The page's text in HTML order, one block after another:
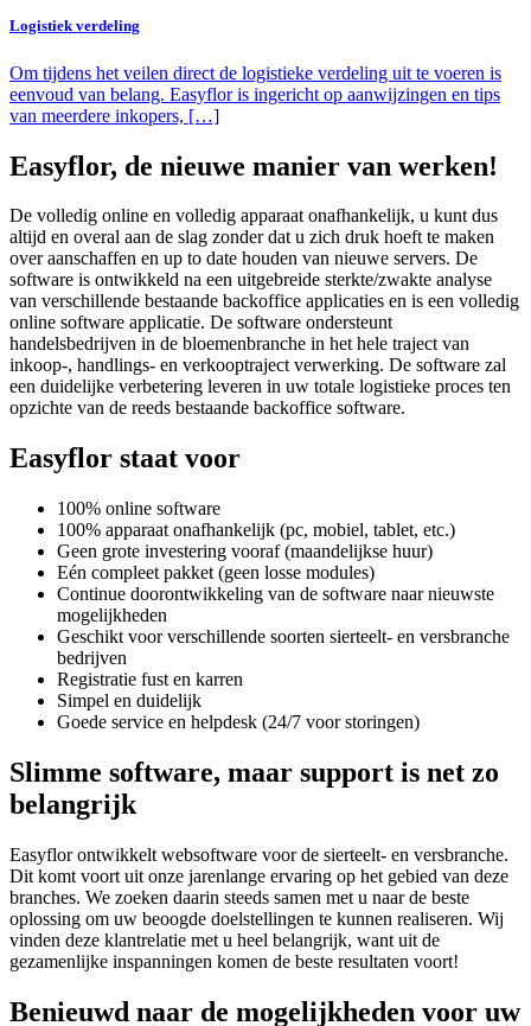
Logistiek verdeling
Om tijdens het veilen direct de logistieke verdeling uit te voeren is
eenvoud van belang. Easyflor is ingericht op aanwijzingen en tips
van meerdere inkopers, […]
Easyflor, de nieuwe manier van werken!
De volledig online en volledig apparaat onafhankelijk, u kunt dus
altijd en overal aan de slag zonder dat u zich druk hoeft te maken
over aanschaffen en up to date houden van nieuwe servers. De
software is ontwikkeld na een uitgebreide sterkte/zwakte analyse
van verschillende bestaande backoffice applicaties en is een volledig
online software applicatie. De software ondersteunt
handelsbedrijven in de bloemenbranche in het hele traject van
inkoop-, handlings- en verkooptraject verwerking. De software zal
een duidelijke verbetering leveren in uw totale logistieke proces ten
opzichte van de reeds bestaande backoffice software.
Easyflor staat voor
100% online software
100% apparaat onafhankelijk (pc, mobiel, tablet, etc.)
Geen grote investering vooraf (maandelijkse huur)
Eén compleet pakket (geen losse modules)
Continue doorontwikkeling van de software naar nieuwste
mogelijkheden
Geschikt voor verschillende soorten sierteelt- en versbranche
bedrijven
Registratie fust en karren
Simpel en duidelijk
Goede service en helpdesk (24/7 voor storingen)
Slimme software, maar support is net zo
belangrijk
Easyflor ontwikkelt websoftware voor de sierteelt- en versbranche.
Dit komt voort uit onze jarenlange ervaring op het gebied van deze
branches. We zoeken daarin steeds samen met u naar de beste
oplossing om uw beoogde doelstellingen te kunnen realiseren. Wij
vinden deze klantrelatie met u heel belangrijk, want uit de
gezamenlijke inspanningen komen de beste resultaten voort!
Benieuwd naar de mogelijkheden voor uw